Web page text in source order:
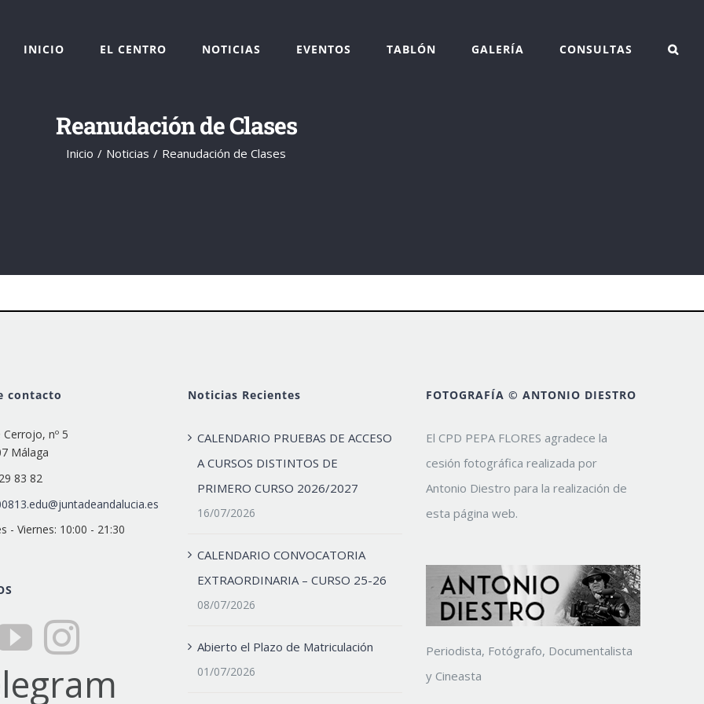
INICIO EL CENTRO NOTICIAS EVENTOS TABLÓN GALERÍA CONSULTAS
Reanudación de Clases
Inicio Noticias Reanudación de Clases
contacto
Cerrojo, nº 5
Málaga
83 82
- Viernes: 10:00 - 21:30
Noticias Recientes
CALENDARIO PRUEBAS DE ACCESO
A CURSOS DISTINTOS DE
PRIMERO CURSO 2026/2027
16/07/2026
CALENDARIO CONVOCATORIA
EXTRAORDINARIA – CURSO 25-26
08/07/2026
Abierto el Plazo de Matriculación
01/07/2026
FOTOGRAFÍA © ANTONIO DIESTRO
El CPD PEPA FLORES agradece la
cesión fotográfica realizada por
Antonio Diestro para la realización de
esta página web.
Periodista, Fotógrafo, Documentalista
y Cineasta